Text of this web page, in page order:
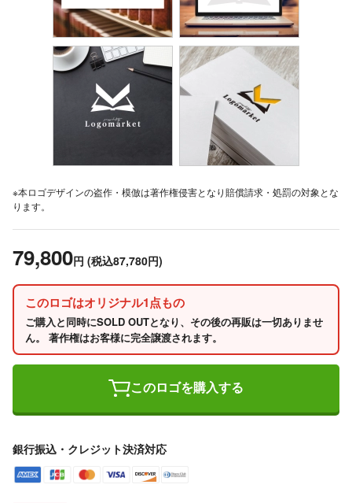
※本ロゴデザインの盗作・模倣は著作権侵害となり賠償請求・処罰の対象とな
ります。
79,800円 (税込87,780円)
このロゴはオリジナル1点もの
ご購入と同時にSOLD OUTとなり、その後の再販は一切ありませ
ん。 著作権はお客様に完全譲渡されます。
このロゴを購入する
銀行振込・クレジット決済対応